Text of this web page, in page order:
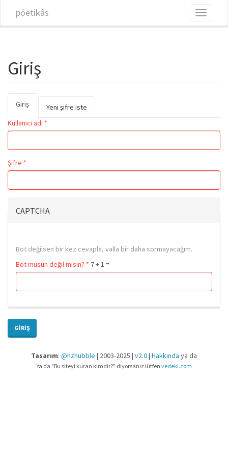
pöetikâs
Toggle
Giriş
Birincil sekmeler
Giriş
Yeni şifre iste
Kullanıcı adı *
Şifre *
CAPTCHA
Bot değilsen bir kez cevapla, valla bir daha sormayacağım.
Bot musun değil misin? * 7 + 1 =
GIRIŞ
Tasarım: @hzhubble | 2003-2025 | v2.0| Hakkında ya da
Ya da "Bu siteyi kuran kimdir?" diyorsanız lütfen vedeki.com